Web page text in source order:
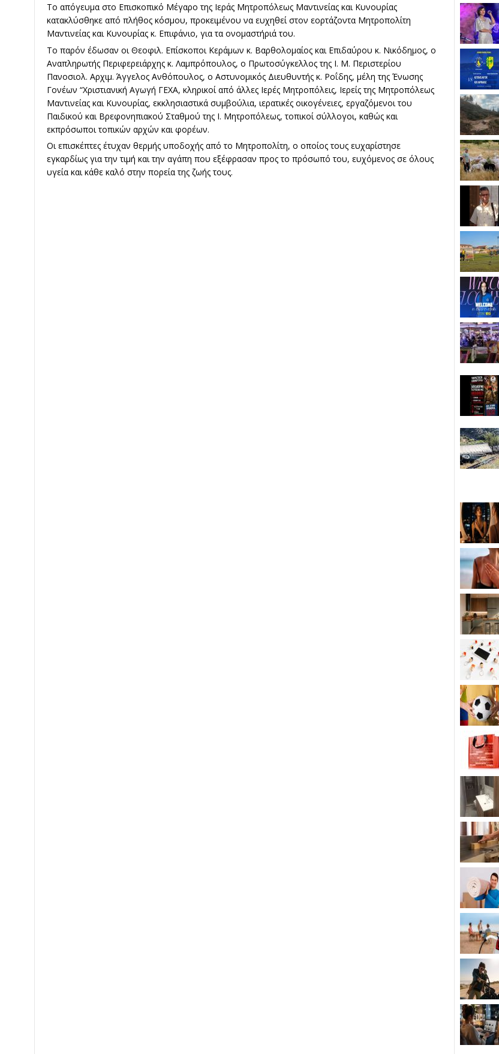
Το απόγευμα στο Επισκοπικό Μέγαρο της Ιεράς Μητροπόλεως Μαντινείας και Κυνουρίας
κατακλύσθηκε από πλήθος κόσμου, προκειμένου να ευχηθεί στον εορτάζοντα Μητροπολίτη
Μαντινείας και Κυνουρίας κ. Επιφάνιο, για τα ονομαστήριά του.
Το παρόν έδωσαν οι Θεοφιλ. Επίσκοποι Κεράμων κ. Βαρθολομαίος και Επιδαύρου κ. Νικόδημος, o
Αναπληρωτής Περιφερειάρχης κ. Λαμπρόπουλος, ο Πρωτοσύγκελλος της Ι. Μ. Περιστερίου
Πανοσιολ. Αρχιμ. Άγγελος Ανθόπουλος, ο Αστυνομικός Διευθυντής κ. Ροΐδης, μέλη της Ένωσης
Γονέων “Χριστιανική Αγωγή ΓΕΧΑ, κληρικοί από άλλες Ιερές Μητροπόλεις, Ιερείς της Μητροπόλεως
Μαντινείας και Κυνουρίας, εκκλησιαστικά συμ­βού­λια, ιερατικές οικογένειες, εργαζόμενοι του
Παιδικού και Βρεφονηπιακού Σταθμού της Ι. Μητροπόλεως, τοπικοί σύλλογοι, καθώς και
εκπρόσωποι τοπικών αρχών και φορέων.
Οι επισκέπτες έτυχαν θερμής υποδοχής από το Μητρο­πο­λί­τη, ο οποίος τους ευχαρίστησε
εγκαρδίως για την τιμή και την αγάπη που εξέφρασαν προς το πρόσωπό του, ευχόμενος σε όλους
υγεία και κάθε καλό στην πορεία της ζωής τους.